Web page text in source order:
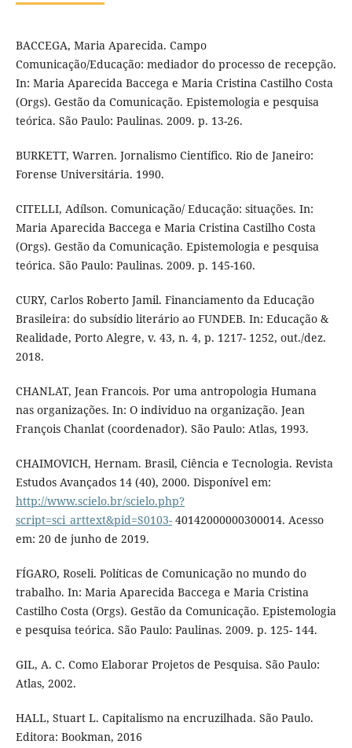
BACCEGA, Maria Aparecida. Campo
Comunicação/Educação: mediador do processo de recepção.
In: Maria Aparecida Baccega e Maria Cristina Castilho Costa
(Orgs). Gestão da Comunicação. Epistemologia e pesquisa
teórica. São Paulo: Paulinas. 2009. p. 13-26.
BURKETT, Warren. Jornalismo Científico. Rio de Janeiro:
Forense Universitária. 1990.
CITELLI, Adílson. Comunicação/ Educação: situações. In:
Maria Aparecida Baccega e Maria Cristina Castilho Costa
(Orgs). Gestão da Comunicação. Epistemologia e pesquisa
teórica. São Paulo: Paulinas. 2009. p. 145-160.
CURY, Carlos Roberto Jamil. Financiamento da Educação
Brasileira: do subsídio literário ao FUNDEB. In: Educação &
Realidade, Porto Alegre, v. 43, n. 4, p. 1217- 1252, out./dez.
2018.
CHANLAT, Jean Francois. Por uma antropologia Humana
nas organizações. In: O individuo na organização. Jean
François Chanlat (coordenador). São Paulo: Atlas, 1993.
CHAIMOVICH, Hernam. Brasil, Ciência e Tecnologia. Revista
Estudos Avançados 14 (40), 2000. Disponível em:
http://www.scielo.br/scielo.php?
script=sci_arttext&pid=S0103-40142000000300014. Acesso
em: 20 de junho de 2019.
FÍGARO, Roseli. Políticas de Comunicação no mundo do
trabalho. In: Maria Aparecida Baccega e Maria Cristina
Castilho Costa (Orgs). Gestão da Comunicação. Epistemologia
e pesquisa teórica. São Paulo: Paulinas. 2009. p. 125- 144.
GIL, A. C. Como Elaborar Projetos de Pesquisa. São Paulo:
Atlas, 2002.
HALL, Stuart L. Capitalismo na encruzilhada. São Paulo.
Editora: Bookman, 2016